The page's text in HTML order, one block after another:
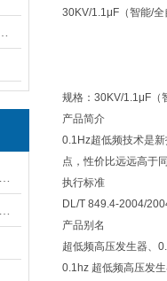
30KV/1.1μF（智能/
规格：30KV/1.1μF（
产品简介
0.1Hz超低频技术是
点，性价比远远高于
执行标准
DL/T 849.4-2004/
产品别名
超低频高压发生器、
0.1hz 超低频高压发